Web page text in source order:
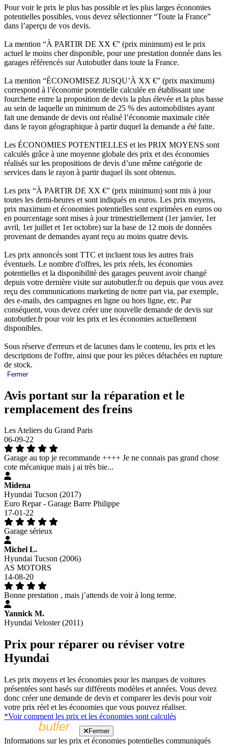
Pour voir le prix le plus bas possible et les plus larges économies
potentielles possibles, vous devez sélectionner “Toute la France”
dans l’aperçu de vos devis.
La mention “À PARTIR DE XX €” (prix minimum) est le prix
actuel le moins cher disponible, pour une prestation donnée dans les
garages référencés sur Autobutler dans toute la France.
La mention “ÉCONOMISEZ JUSQU’À XX €” (prix maximum)
correspond à l’économie potentielle calculée en établissant une
fourchette entre la proposition de devis la plus élevée et la plus basse
au sein de laquelle un minimum de 25 % des automobilistes ayant
fait une demande de devis ont réalisé l’économie maximale citée
dans le rayon géographique à partir duquel la demande a été faite.
Les ÉCONOMIES POTENTIELLES et les PRIX MOYENS sont
calculés grâce à une moyenne globale des prix et des économies
réalisés sur les propositions de devis d’une même catégorie de
services dans le rayon à partir duquel ils sont obtenus.
Les prix “À PARTIR DE XX €” (prix minimum) sont mis à jour
toutes les demi-heures et sont indiqués en euros. Les prix moyens,
prix maximum et économies potentielles sont exprimées en euros ou
en pourcentage sont mises à jour trimestriellement (1er janvier, 1er
avril, 1er juillet et 1er octobre) sur la base de 12 mois de données
provenant de demandes ayant reçu au moins quatre devis.
Les prix annoncés sont TTC et incluent tous les autres frais
éventuels. Le nombre d'offres, les prix réels, les économies
potentielles et la disponibilité des garages peuvent avoir changé
depuis votre dernière visite sur autobutler.fr ou depuis que vous avez
reçu des communications marketing de notre part via, par exemple,
des e-mails, des campagnes en ligne ou hors ligne, etc. Par
conséquent, vous devez créer une nouvelle demande de devis sur
autobutler.fr pour voir les prix et les économies actuellement
disponibles.
Sous réserve d'erreurs et de lacunes dans le contenu, les prix et les
descriptions de l'offre, ainsi que pour les pièces détachées en rupture
de stock.
Fermer
Avis portant sur la réparation et le
remplacement des freins
Les Ateliers du Grand Paris
06-09-22
Garage au top je recommande ++++ Je ne connais pas grand chose
cote mécanique mais j ai très bie...
Midena
Hyundai Tucson (2017)
Euro Repar - Garage Barre Philippe
17-01-22
Garage sérieux
Michel L.
Hyundai Tucson (2006)
AS MOTORS
14-08-20
Bonne prestation , mais j’attends de voir à long terme.
Yannick M.
Hyundai Veloster (2011)
Prix pour réparer ou réviser votre
Hyundai
Les prix moyens et les économies pour les marques de voitures
présentées sont basés sur différents modèles et années. Vous devez
donc créer une demande de devis et comparer les devis pour voir
votre prix réel et les économies que vous pouvez réaliser.
*Voir comment les prix et les économies sont calculés
Fermer
Informations sur les prix et économies potentielles communiqués